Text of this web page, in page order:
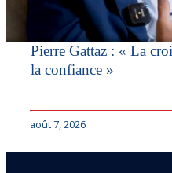
Pierre Gattaz : « La
la confiance »
août 7, 2026